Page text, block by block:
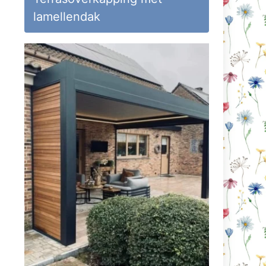
lamellendak